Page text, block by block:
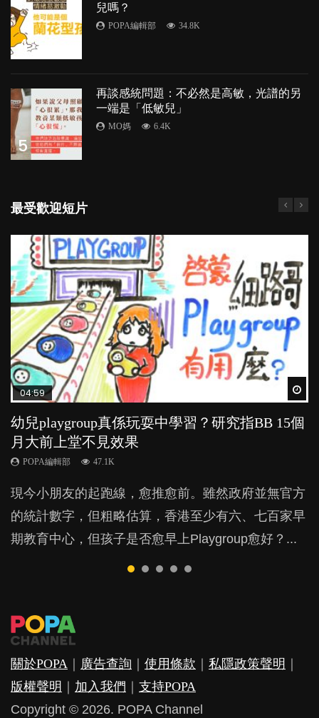
4
兒嗎？
POPA編輯部 34.8K
5
再談感統問題：不必然是高敏，光譜的另
一端是「低敏兒」
MO媽 6.4K
最受歡迎短片
04:59
幼兒playgroup真係玩耍中學習？研究指BB 15個
月大前上堂不見效果
POPA編輯部 47.1K
現今小朋友的起跑線，愈推愈前。雖然政府並無官方
的統計數字，但粗略估算，香港至少有六、七百家早
期教育中心，但孩子是否愈早上Playgroup愈好？...
03:39
幼稚園遊戲課 如何刺激幼兒自發學習取代獎勵
與懲罰？
POPA編輯部 33.1K
由美國學者所創的 tools of the mind 課程，學生以遊
戲方式學習，學術能力和自制能力亦明顯比其他小朋
友優勝，到底這課程有何特別之處？...
03:02
老公患產後憂鬱症對BB的影響
POPA編輯部 15.9K
鬱，影響日常生活，嚴重的甚至會有自殺，或傷害小
朋友的念頭。但為何爸爸患上產後抑鬱往往難以察
覺？...
04:06
全職好？在職好？｜全職媽媽與在職媽媽的壓
力與價值
POPA編輯部 25.8K
許多媽媽心底可能都有一刻掙扎過：究竟全職好，還
是在職好。雖說每個家庭都有自己的獨特狀況和考慮
因素，但原來全職和在職媽媽所養育的子女其實都各
03:41
BB口腔期乜都放入口，父母該制止還是放手？
POPA編輯部 25.5K
成吮手指的習慣，大個就很難戒，但原來一刀切阻止
他們放東西入口，隨時會影響孩子的身心發展？...
關於POPA 廣告查詢 使用條款 私隱政策聲明
版權聲明
加入我們
支持POPA
Copyright © 2026. POPA Channel